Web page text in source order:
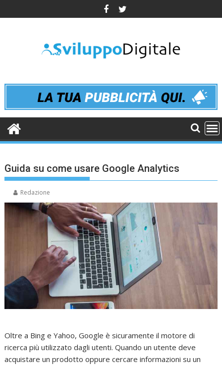
to
Guida su come usare Google Analytics
Redazione
Oltre a Bing e Yahoo, Google è sicuramente il motore di
ricerca più utilizzato dagli utenti. Quando un utente deve
acquistare un prodotto oppure cercare informazioni su un